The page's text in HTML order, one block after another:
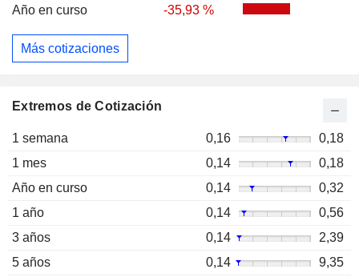
Año en curso
-35,93 %
Más cotizaciones
Extremos de Cotización
1 semana 0,16
0,18
1 mes
0,14
0,18
Año en curso
0,14
0,32
1 año
0,14
0,56
3 años
0,14
2,39
5 años
0,14
9,35